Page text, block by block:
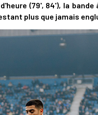
(79', 84'), la bande
plus que jamais